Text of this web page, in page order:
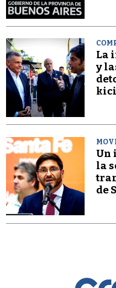
La
y
Un
la
de